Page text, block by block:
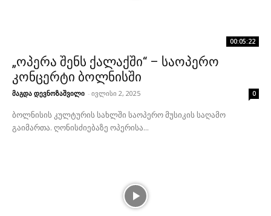
00:05:22
„ოპერა შენს ქალაქში“ – საოპერო
კონცერტი ბოლნისში
მაგდა დევნოზაშვილი - ივლისი 2, 2025 0
ბოლნისის კულტურის სახლში საოპერო მუსიკის საღამო
გაიმართა. ღონისძიებაზე ოპერისა...